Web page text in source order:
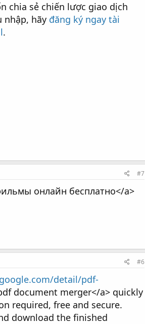
chia sẻ chiến lược giao dịch
nhập, hãy đăng ký ngay tài
.
#7
онлайн бесплатно</a>
#6
detail/pdf-
document merger</a> quickly
required, free and secure.
download the finished